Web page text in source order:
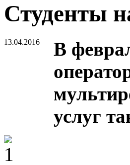
Студенты
13.04.2016
В
услуг